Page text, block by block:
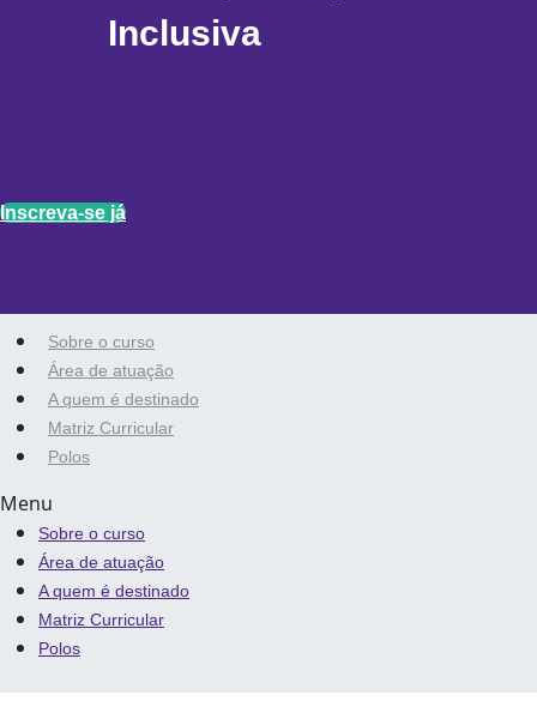
Inclusiva
Inscreva-se já
Sobre o curso
Área de atuação
A quem é destinado
Matriz Curricular
Polos
Menu
Sobre o curso
Área de atuação
A quem é destinado
Matriz Curricular
Polos